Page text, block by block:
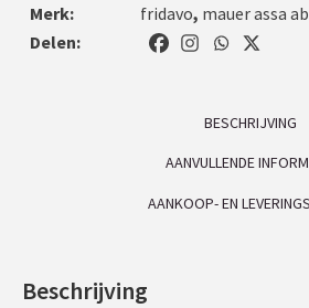
Merk:
fridavo, mauer assa
Delen:
BESCHRIJVING
AANVULLENDE
AANKOOP- EN
Beschrijving